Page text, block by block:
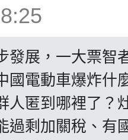
發展，一大票智
國電動車爆炸什
人匿到哪裡了？
過剩加關稅、有